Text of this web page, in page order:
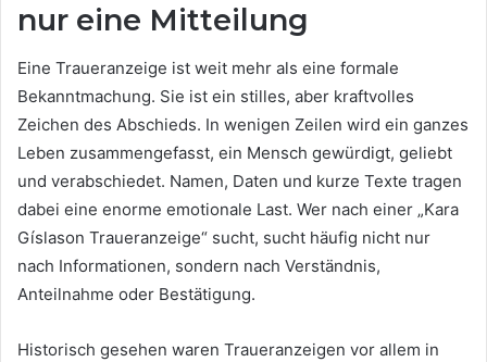
nur eine Mitteilung
Eine Traueranzeige ist weit mehr als eine formale
Bekanntmachung. Sie ist ein stilles, aber kraftvolles
Zeichen des Abschieds. In wenigen Zeilen wird ein ganzes
Leben zusammengefasst, ein Mensch gewürdigt, geliebt
und verabschiedet. Namen, Daten und kurze Texte tragen
dabei eine enorme emotionale Last. Wer nach einer „Kara
Gíslason Traueranzeige“ sucht, sucht häufig nicht nur
nach Informationen, sondern nach Verständnis,
Anteilnahme oder Bestätigung.
Historisch gesehen waren Traueranzeigen vor allem in